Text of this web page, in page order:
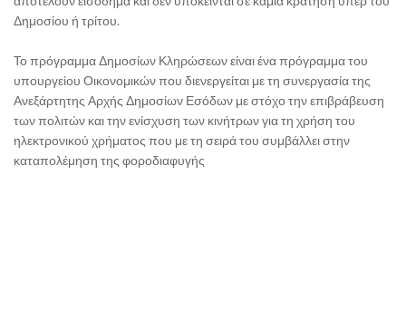
Δημοσίου ή τρίτου.
Το πρόγραμμα Δημοσίων Κληρώσεων είναι ένα πρόγραμμα του
υπουργείου Οικονομικών που διενεργείται με τη συνεργασία της
Ανεξάρτητης Αρχής Δημοσίων Εσόδων με στόχο την επιβράβευση
των πολιτών και την ενίσχυση των κινήτρων για τη χρήση του
ηλεκτρονικού χρήματος που με τη σειρά του συμβάλλει στην
καταπολέμηση της φοροδιαφυγής